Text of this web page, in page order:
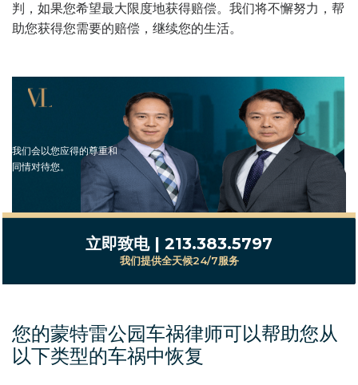
判，如果您希望最大限度地获得赔偿。我们将不懈努力，帮
助您获得您需要的赔偿，继续您的生活。
我们会以您应得的尊重和
同情对待您。
立即致电 | 213.383.5797
我们提供全天候24/7服务
您的蒙特雷公园车祸律师可以帮助您从
以下类型的车祸中恢复